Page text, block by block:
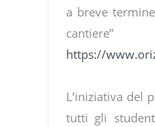
a breve
cantiere”
https://
L’iniziativa del
tutti gli